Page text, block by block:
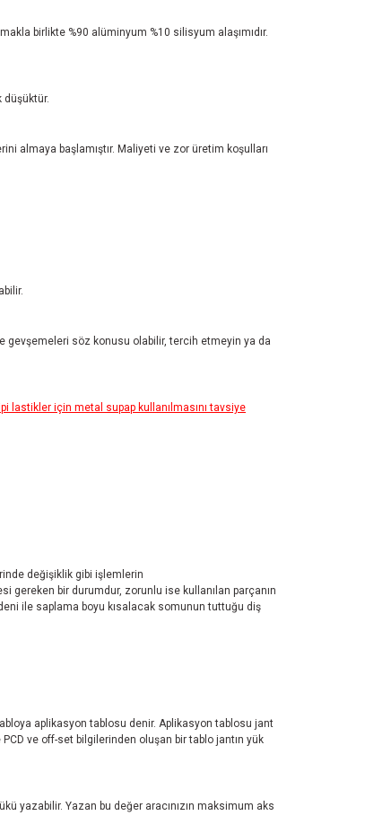
birlikte %90 alüminyum %10 silisyum alaşımıdır.
düşüktür.
almaya başlamıştır. Maliyeti ve zor üretim koşulları
gevşemeleri söz konusu olabilir, tercih etmeyin ya da
lastikler için metal supap kullanılmasını tavsiye
değişiklik gibi işlemlerin
bir durumdur, zorunlu ise kullanılan parçanın
ile saplama boyu kısalacak somunun tuttuğu diş
aplikasyon tablosu denir. Aplikasyon tablosu jant
ve off-set bilgilerinden oluşan bir tablo jantın yük
yazabilir. Yazan bu değer aracınızın maksimum aks